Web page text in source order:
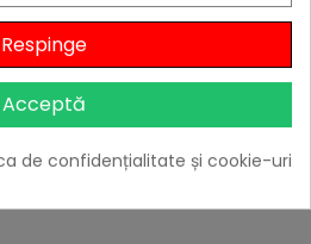
Sisești nr. 226
Respinge
Acceptă
de confidențialitate și cookie-uri